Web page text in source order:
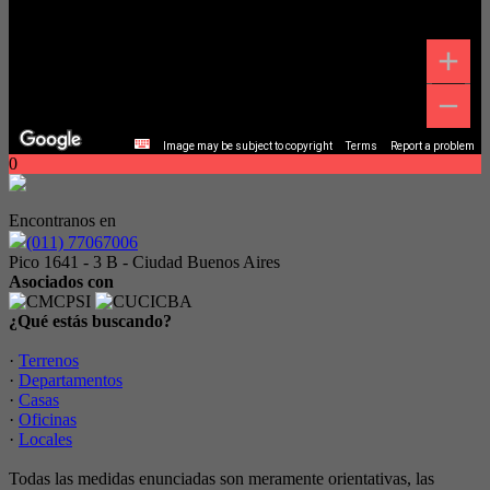
Image may be subject to copyright Terms Report a problem
0
Encontranos en
(011) 77067006
Pico 1641 - 3 B - Ciudad Buenos Aires
Asociados con
¿Qué estás buscando?
· Terrenos
· Departamentos
· Casas
· Oficinas
· Locales
Todas las medidas enunciadas son meramente orientativas, las